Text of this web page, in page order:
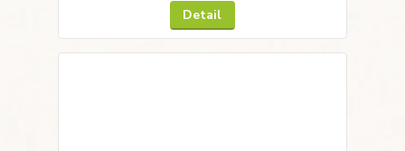
Detail